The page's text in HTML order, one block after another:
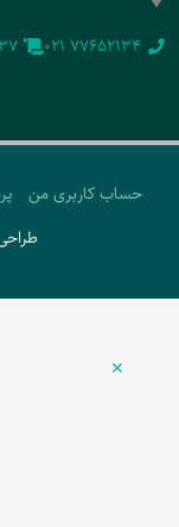
‭021 77652134‬
حساب کاربری من